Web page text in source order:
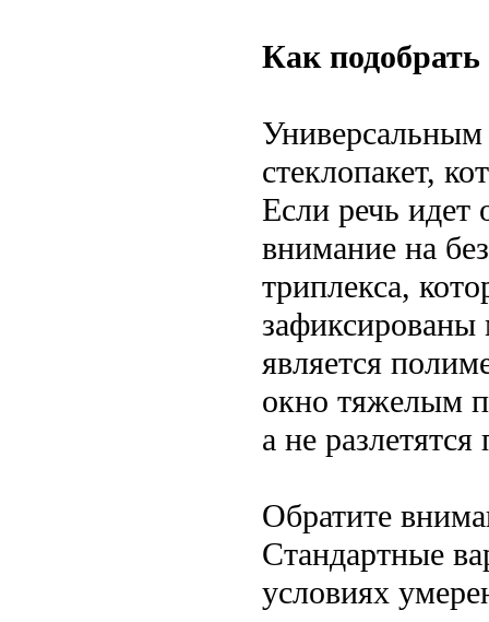
Как
Универсальным
стеклопакет,
Если речь идет
внимание на
триплекса,
зафиксированы
является
окно тяжелым
а не
Обратите
Стандартные
условиях